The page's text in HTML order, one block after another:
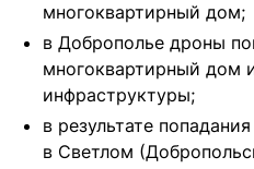
многоквартирный дом;
в Доброполье дроны
многоквартирный дом
инфраструктуры;
в результате
в Светлом